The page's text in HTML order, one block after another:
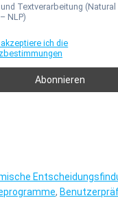
und Textverarbeitung
NLP)
ich die
,